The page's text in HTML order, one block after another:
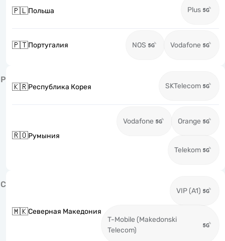
🇵🇱Польша Plus
🇵🇹Португалия NOS Vodafone
Р
🇰🇷Республика Корея SKTelecom
🇷🇴Румыния
Vodafone Orange
Telekom
С
🇲🇰Северная Македония
VIP (A1)
T-Mobile (Makedonski
Telecom)